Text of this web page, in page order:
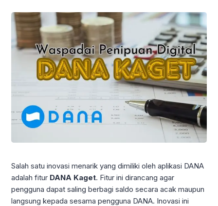
Salah satu inovasi menarik yang dimiliki oleh aplikasi DANA
adalah fitur DANA Kaget. Fitur ini dirancang agar
pengguna dapat saling berbagi saldo secara acak maupun
langsung kepada sesama pengguna DANA. Inovasi ini